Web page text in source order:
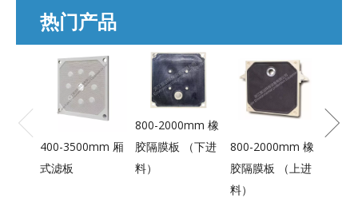
热门产品
400-3500mm 厢
式滤板
800-2000mm 橡
胶隔膜板 （下进
料）
800-2000mm 橡
胶隔膜板 （上进
料）